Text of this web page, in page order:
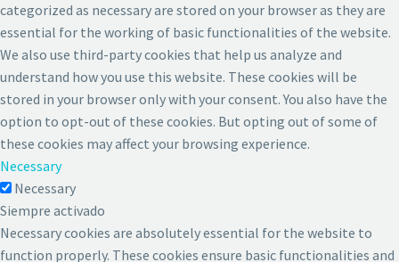
categorized as necessary are stored on your browser as they are
essential for the working of basic functionalities of the website.
We also use third-party cookies that help us analyze and
understand how you use this website. These cookies will be
stored in your browser only with your consent. You also have the
option to opt-out of these cookies. But opting out of some of
these cookies may affect your browsing experience.
Necessary
Necessary
Siempre activado
Necessary cookies are absolutely essential for the website to
function properly. These cookies ensure basic functionalities and